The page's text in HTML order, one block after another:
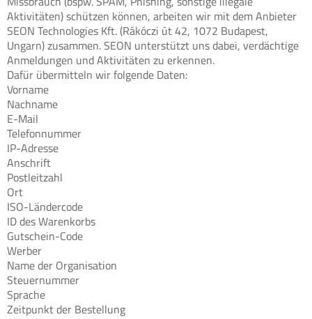
Aktivitäten) schützen können, arbeiten wir mit dem Anbieter
SEON Technologies Kft. (Rákóczi út 42, 1072 Budapest,
Ungarn) zusammen. SEON unterstützt uns dabei, verdächtige
Anmeldungen und Aktivitäten zu erkennen.
Dafür übermitteln wir folgende Daten:
Vorname
Nachname
E-Mail
Telefonnummer
IP-Adresse
Anschrift
Postleitzahl
Ort
ISO-Ländercode
ID des Warenkorbs
Gutschein-Code
Werber
Name der Organisation
Steuernummer
Sprache
Zeitpunkt der Bestellung